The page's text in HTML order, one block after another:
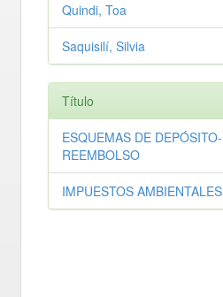
Quindi, Toa
Saquisilí, Silvia
Título
ESQUEMAS DE DEPÓSITO-
REEMBOLSO
IMPUESTOS AMBIENTALES